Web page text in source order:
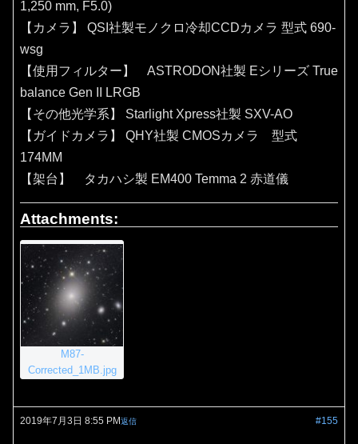
1,250 mm, F5.0)
【カメラ】 QSI社製モノクロ冷却CCDカメラ 型式 690-
wsg
【使用フィルター】 ASTRODON社製 Eシリーズ True
balance Gen II LRGB
【その他光学系】 Starlight Xpress社製 SXV-AO
【ガイドカメラ】 QHY社製 CMOSカメラ 型式
174MM
【架台】 タカハシ製 EM400 Temma 2 赤道儀
Attachments:
M87-
Corrected_1MB.jpg
2019年7月3日 8:55 PM #155
返信